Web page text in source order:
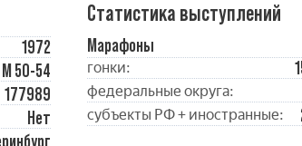
1972
М 50-54
177989
Нет
Статистика выступлений
Марафоны
гонки:
федеральные округа:
субъекты РФ + иностранные: